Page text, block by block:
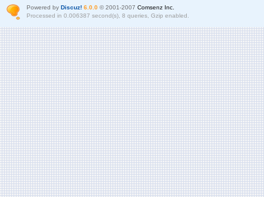
Powered by Discuz! 6.0.0© 2001-2007 Comsenz Inc.
Processed in 0.006387 second(s), 8 queries, Gzip enabled.